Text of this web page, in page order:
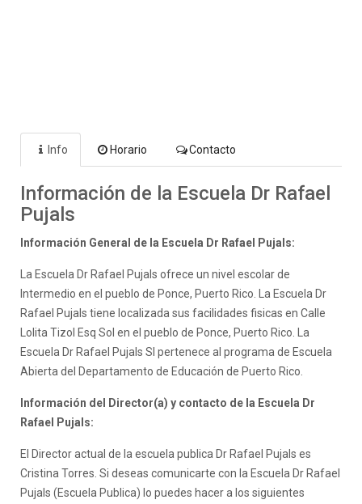
Info Horario Contacto
Información de la Escuela Dr Rafael
Pujals
Información General de la Escuela Dr Rafael Pujals:
La Escuela Dr Rafael Pujals ofrece un nivel escolar de
Intermedio en el pueblo de Ponce, Puerto Rico. La Escuela Dr
Rafael Pujals tiene localizada sus facilidades fisicas en Calle
Lolita Tizol Esq Sol en el pueblo de Ponce, Puerto Rico. La
Escuela Dr Rafael Pujals SI pertenece al programa de Escuela
Abierta del Departamento de Educación de Puerto Rico.
Información del Director(a) y contacto de la Escuela Dr
Rafael Pujals:
El Director actual de la escuela publica Dr Rafael Pujals es
Cristina Torres. Si deseas comunicarte con la Escuela Dr Rafael
Pujals (Escuela Publica) lo puedes hacer a los siguientes